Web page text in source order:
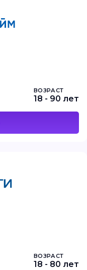
ВОЗРАСТ
18 - 90 лет
ВОЗРАСТ
18 - 80 лет